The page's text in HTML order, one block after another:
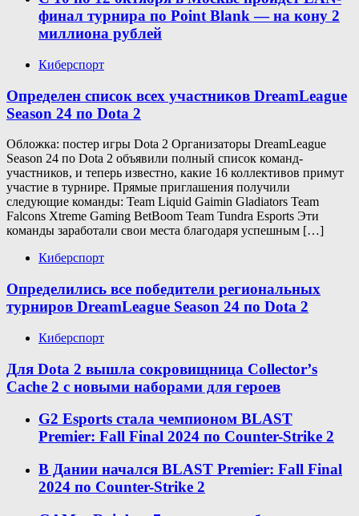
финал турнира по Point Blank — на кону 2
миллиона рублей
Киберспорт
Определен список всех участников DreamLeague
Season 24 по Dota 2
Обложка: постер игры Dota 2 Организаторы DreamLeague
Season 24 по Dota 2 объявили полный список команд-
участников, и теперь известно, какие 16 коллективов примут
участие в турнире. Прямые приглашения получили
следующие команды: Team Liquid Gaimin Gladiators Team
Falcons Xtreme Gaming BetBoom Team Tundra Esports Эти
команды заработали свои места благодаря успешным […]
Киберспорт
Определились все победители региональных
турниров DreamLeague Season 24 по Dota 2
Киберспорт
Для Dota 2 вышла сокровищница Collectorʼs
Cache 2 с новыми наборами для героев
G2 Esports стала чемпионом BLAST
Premier: Fall Final 2024 по Counter-Strike 2
В Дании начался BLAST Premier: Fall Final
2024 по Counter-Strike 2